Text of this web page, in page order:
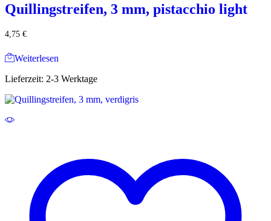
Quillingstreifen, 3 mm, pistacchio light
4,75 €
Weiterlesen
Lieferzeit: 2-3 Werktage